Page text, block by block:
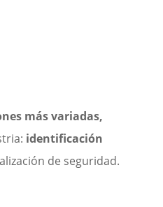
más variadas,
identificación
de seguridad.